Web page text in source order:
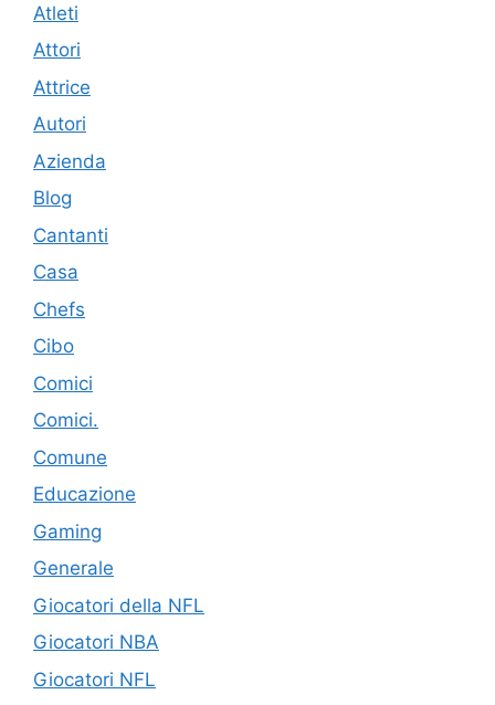
Atleti
Attori
Attrice
Autori
Azienda
Blog
Cantanti
Casa
Chefs
Cibo
Comici
Comici.
Comune
Educazione
Gaming
Generale
Giocatori della NFL
Giocatori NBA
Giocatori NFL